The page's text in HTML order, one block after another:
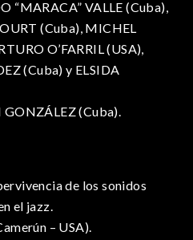
“MARACA” VALLE (Cuba),
(Cuba), MICHEL
O’FARRIL (USA),
(Cuba) y ELSIDA
(Cuba).
de los sonidos
el jazz.
– USA).